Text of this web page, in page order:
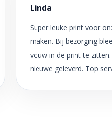
Linda
Super leuke print voor
maken. Bij bezorging
vouw in de print te
nieuwe geleverd. Top